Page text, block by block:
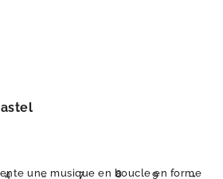
4 … 7 8 9 →
une musique en boucle en forme